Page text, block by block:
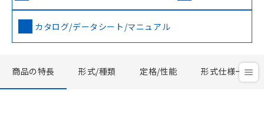
カタログ/データシート/マニュアル
商品の特長 形式/種類 定格/性能 形式仕様一覧